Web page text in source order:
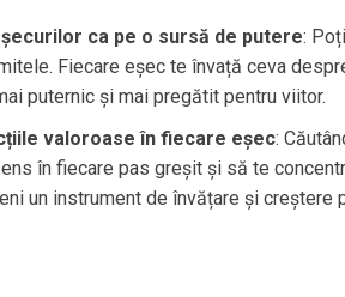
ca pe o sursă de putere:
Fiecare eșec te învață ceva
puternic și mai pregătit pentru viitor.
valoroase în fiecare eșec:
în fiecare pas greșit și să te
un instrument de învățare și creștere